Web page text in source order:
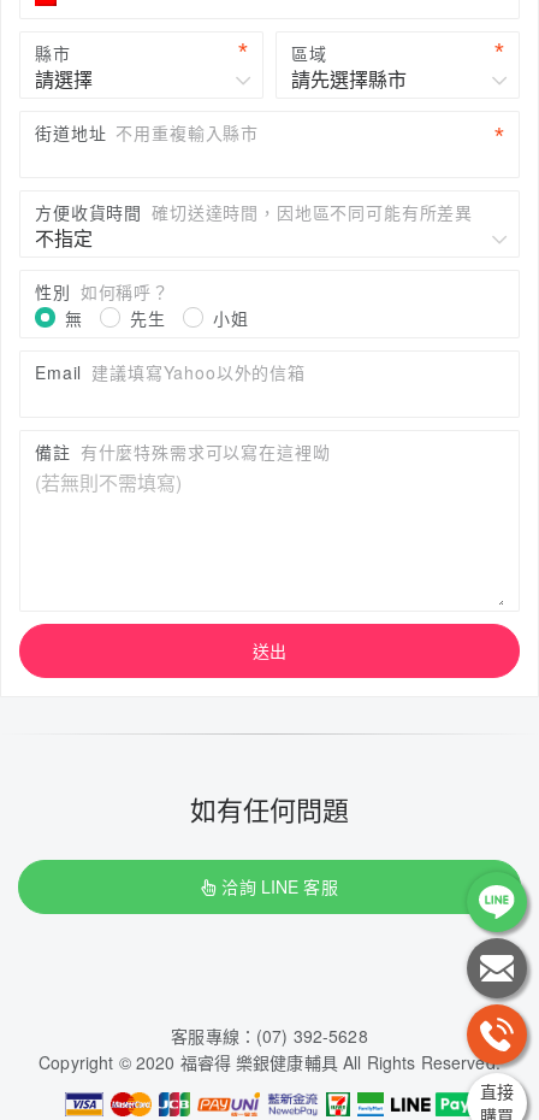
縣市 區域
街道地址 不用重複輸入縣市
方便收貨時間 確切送達時間，因地區不同可能有所差異
性別 如何稱呼？
無
先生 小姐
Email 建議填寫Yahoo以外的信箱
備註 有什麼特殊需求可以寫在這裡呦
送出
如有任何問題
洽詢 LINE 客服
客服專線：(07) 392-5628
Copyright © 2020 福睿得 樂銀健康輔具 All Rights Reserved.
直接
購買